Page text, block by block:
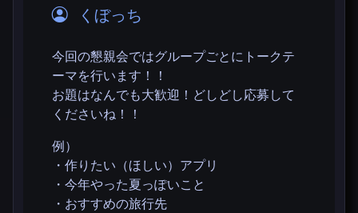
くぼっち
今回の懇親会ではグループごとにトークテ
ーマを行います！！
お題はなんでも大歓迎！どしどし応募して
くださいね！！
例）
・作りたい（ほしい）アプリ
・今年やった夏っぽいこと
・おすすめの旅行先